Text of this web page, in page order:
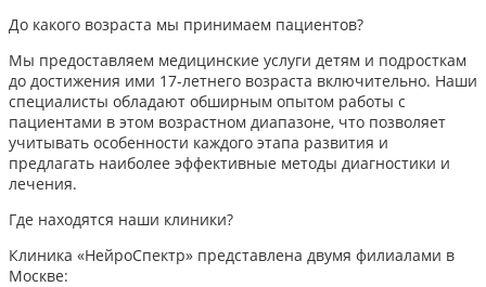
До какого возраста мы принимаем пациентов?
Мы предоставляем медицинские услуги детям и подросткам
до достижения ими 17-летнего возраста включительно. Наши
специалисты обладают обширным опытом работы с
пациентами в этом возрастном диапазоне, что позволяет
учитывать особенности каждого этапа развития и
предлагать наиболее эффективные методы диагностики и
лечения.​
Где находятся наши клиники?
Клиника «НейроСпектр» представлена двумя филиалами в
Москве:​